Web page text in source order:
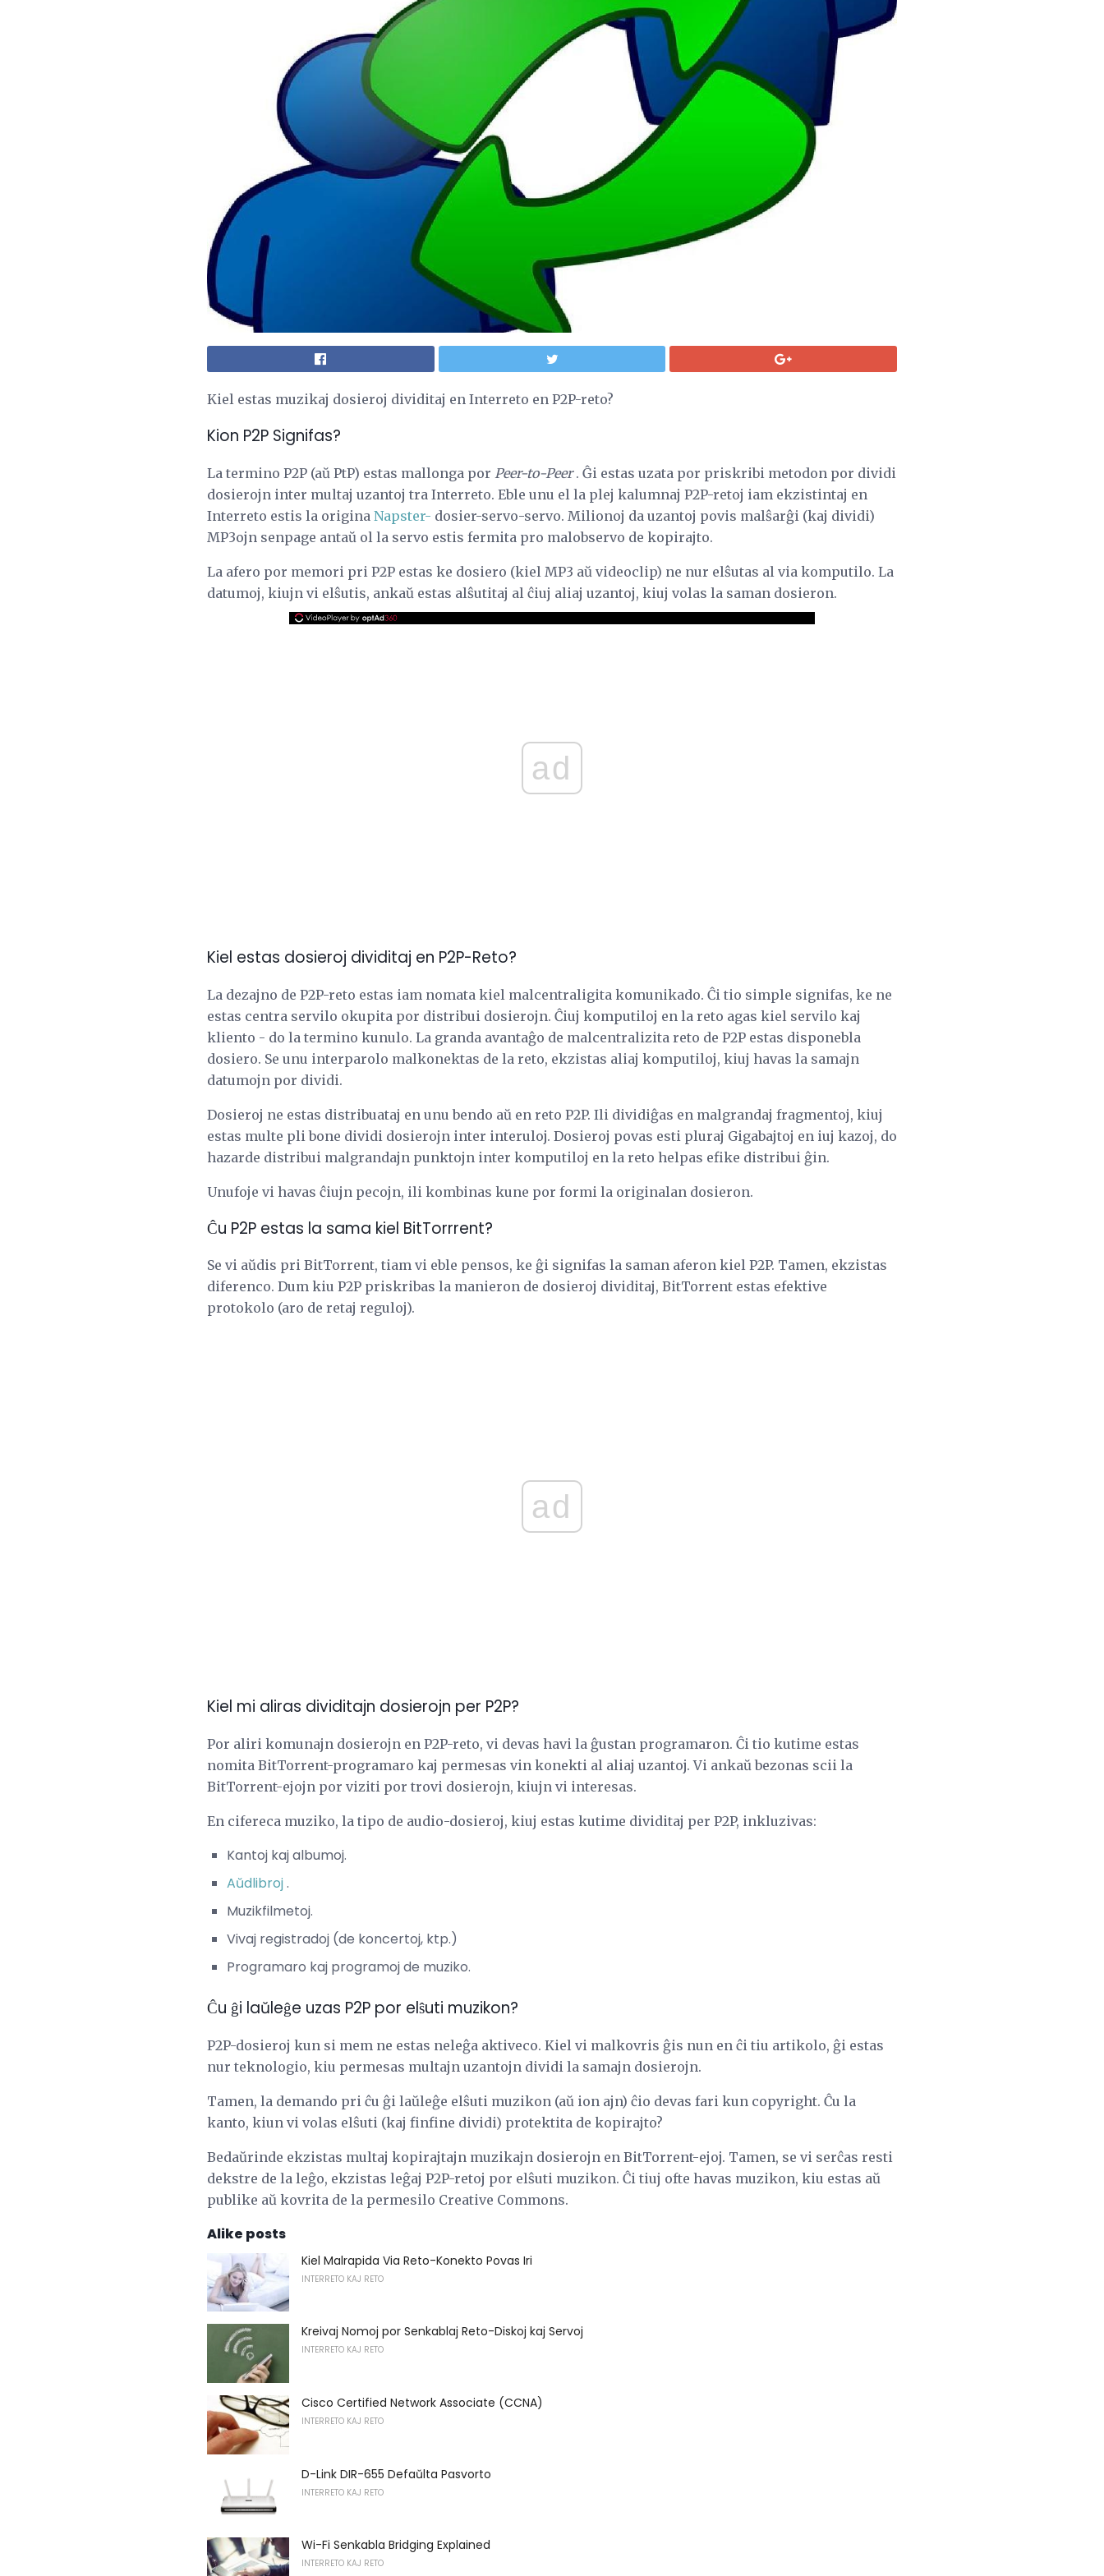
Kiel estas muzikaj dosieroj dividitaj en Interreto en P2P-reto?
Kion P2P Signifas?
La termino P2P (aŭ PtP) estas mallonga por Peer-to-Peer. Ĝi estas uzata por priskribi metodon por dividi
dosierojn inter multaj uzantoj tra Interreto. Eble unu el la plej kalumnaj P2P-retoj iam ekzistintaj en
Interreto estis la origina Napster- dosier-servo-servo. Milionoj da uzantoj povis malŝarĝi (kaj dividi)
MP3ojn senpage antaŭ ol la servo estis fermita pro malobservo de kopirajto.
La afero por memori pri P2P estas ke dosiero (kiel MP3 aŭ videoclip) ne nur elŝutas al via komputilo. La
datumoj, kiujn vi elŝutis, ankaŭ estas alŝutitaj al ĉiuj aliaj uzantoj, kiuj volas la saman dosieron.
ad
Kiel estas dosieroj dividitaj en P2P-Reto?
La dezajno de P2P-reto estas iam nomata kiel malcentraligita komunikado. Ĉi tio simple signifas, ke ne
estas centra servilo okupita por distribui dosierojn. Ĉiuj komputiloj en la reto agas kiel servilo kaj
kliento - do la termino kunulo. La granda avantaĝo de malcentralizita reto de P2P estas disponebla
dosiero. Se unu interparolo malkonektas de la reto, ekzistas aliaj komputiloj, kiuj havas la samajn
datumojn por dividi.
Dosieroj ne estas distribuataj en unu bendo aŭ en reto P2P. Ili dividiĝas en malgrandaj fragmentoj, kiuj
estas multe pli bone dividi dosierojn inter interuloj. Dosieroj povas esti pluraj Gigabajtoj en iuj kazoj, do
hazarde distribui malgrandajn punktojn inter komputiloj en la reto helpas efike distribui ĝin.
Unufoje vi havas ĉiujn pecojn, ili kombinas kune por formi la originalan dosieron.
Ĉu P2P estas la sama kiel BitTorrrent?
Se vi aŭdis pri BitTorrent, tiam vi eble pensos, ke ĝi signifas la saman aferon kiel P2P. Tamen, ekzistas
diferenco. Dum kiu P2P priskribas la manieron de dosieroj dividitaj, BitTorrent estas efektive
protokolo (aro de retaj reguloj).
ad
Kiel mi aliras dividitajn dosierojn per P2P?
Por aliri komunajn dosierojn en P2P-reto, vi devas havi la ĝustan programaron. Ĉi tio kutime estas
nomita BitTorrent-programaro kaj permesas vin konekti al aliaj uzantoj. Vi ankaŭ bezonas scii la
BitTorrent-ejojn por viziti por trovi dosierojn, kiujn vi interesas.
En cifereca muziko, la tipo de audio-dosieroj, kiuj estas kutime dividitaj per P2P, inkluzivas:
Kantoj kaj albumoj.
Aŭdlibroj.
Muzikfilmetoj.
Vivaj registradoj (de koncertoj, ktp.)
Programaro kaj programoj de muziko.
Ĉu ĝi laŭleĝe uzas P2P por elŝuti muzikon?
P2P-dosieroj kun si mem ne estas neleĝa aktiveco. Kiel vi malkovris ĝis nun en ĉi tiu artikolo, ĝi estas
nur teknologio, kiu permesas multajn uzantojn dividi la samajn dosierojn.
Tamen, la demando pri ĉu ĝi laŭleĝe elŝuti muzikon (aŭ ion ajn) ĉio devas fari kun copyright. Ĉu la
kanto, kiun vi volas elŝuti (kaj finfine dividi) protektita de kopirajto?
Bedaŭrinde ekzistas multaj kopirajtajn muzikajn dosierojn en BitTorrent-ejoj. Tamen, se vi serĉas resti
dekstre de la leĝo, ekzistas leĝaj P2P-retoj por elŝuti muzikon. Ĉi tiuj ofte havas muzikon, kiu estas aŭ
publike aŭ kovrita de la permesilo Creative Commons.
Alike posts
Kiel Malrapida Via Reto-Konekto Povas Iri
INTERRETO KAJ RETO
Kreivaj Nomoj por Senkablaj Reto-Diskoj kaj Servoj
INTERRETO KAJ RETO
Cisco Certified Network Associate (CCNA)
INTERRETO KAJ RETO
D-Link DIR-655 Defaŭlta Pasvorto
INTERRETO KAJ RETO
Wi-Fi Senkabla Bridging Explained
INTERRETO KAJ RETO